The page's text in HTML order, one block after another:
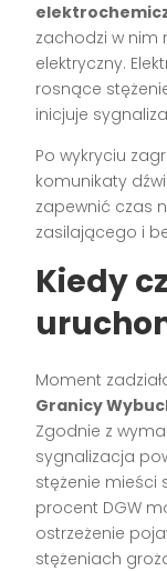
zachodzi w
elektryczny.
rosnące
inicjuje
Po wykryciu
komunikaty
zapewnić czas
zasilającego i
Kiedy
Moment
Granicy
Zgodnie z
sygnalizacja
stężenie mieści
procent DGW
ostrzeżenie
stężeniach